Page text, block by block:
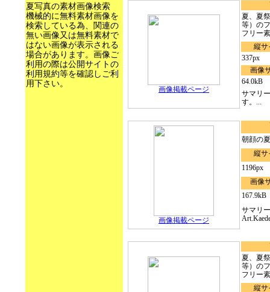
夏写真の素材画像検索
機械的に無料素材画像を
検索している為、関連の
無い画像又は無料素材で
はない画像が表示される
場合があります。画像ご
利用の際は公開サイトの
利用規約等を確認しご利
用下さい。
画像掲載ページ
夏、夏
等）の
フリー
縦サ
337px
画像
64.0kB
サマリ
す。...
画像掲載ページ
朝顔の
縦サ
1196px
画像
167.9kB
サマリ
夏、夏
等）の
フリー
縦サ